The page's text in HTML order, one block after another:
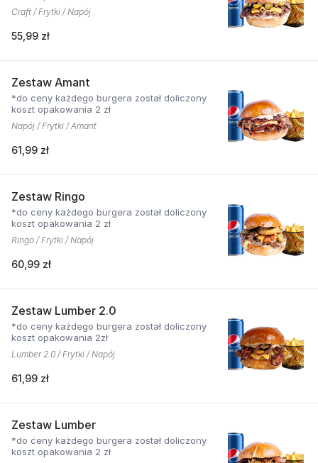
Craft / Frytki / Napój
55,99 zł
Zestaw Amant
*do ceny każdego burgera został doliczony
koszt opakowania 2 zł
Napój / Frytki / Amant
61,99 zł
Zestaw Ringo
*do ceny każdego burgera został doliczony
koszt opakowania 2 zł
Ringo / Frytki / Napój
60,99 zł
Zestaw Lumber 2.0
*do ceny każdego burgera został doliczony
koszt opakowania 2zł
Lumber 2.0 / Frytki / Napój
61,99 zł
Zestaw Lumber
*do ceny każdego burgera został doliczony
koszt opakowania 2 zł